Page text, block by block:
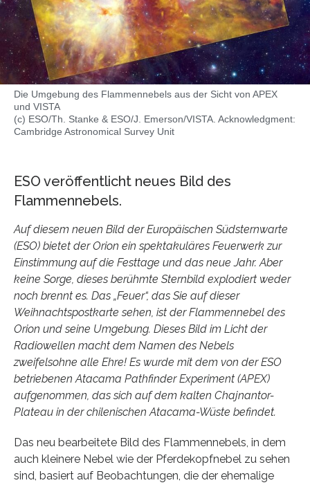
Die Umgebung des Flammennebels aus der Sicht von APEX
und VISTA
(c) ESO/Th. Stanke & ESO/J. Emerson/VISTA. Acknowledgment:
Cambridge Astronomical Survey Unit
ESO veröffentlicht neues Bild des
Flammennebels.
Auf diesem neuen Bild der Europäischen Südsternwarte
(ESO) bietet der Orion ein spektakuläres Feuerwerk zur
Einstimmung auf die Festtage und das neue Jahr. Aber
keine Sorge, dieses berühmte Sternbild explodiert weder
noch brennt es. Das „Feuer“, das Sie auf dieser
Weihnachtspostkarte sehen, ist der Flammennebel des
Orion und seine Umgebung. Dieses Bild im Licht der
Radiowellen macht dem Namen des Nebels
zweifelsohne alle Ehre! Es wurde mit dem von der ESO
betriebenen Atacama Pathfinder Experiment (APEX)
aufgenommen, das sich auf dem kalten Chajnantor-
Plateau in der chilenischen Atacama-Wüste befindet.
Das neu bearbeitete Bild des Flammennebels, in dem
auch kleinere Nebel wie der Pferdekopfnebel zu sehen
sind, basiert auf Beobachtungen, die der ehemalige